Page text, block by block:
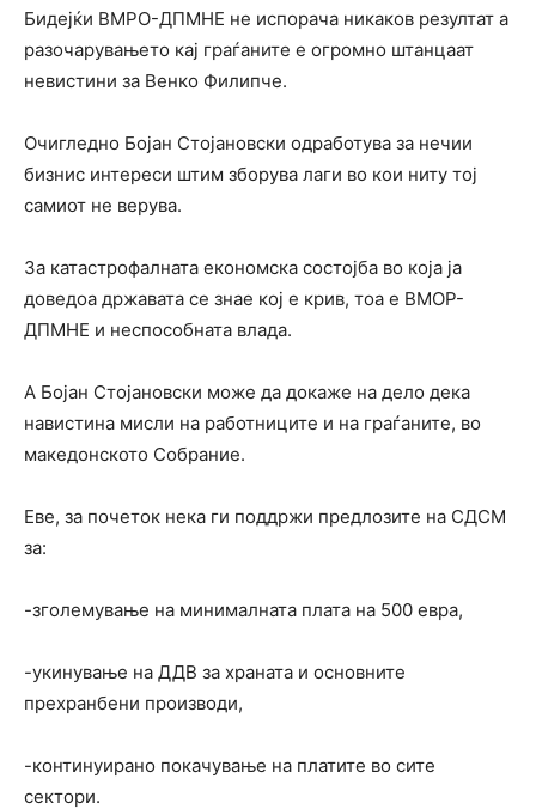
Бидејќи ВМРО-ДПМНЕ не испорача никаков резултат а
разочарувањето кај граѓаните е огромно штанцаат
невистини за Венко Филипче.
Очигледно Бојан Стојановски одработува за нечии
бизнис интереси штим зборува лаги во кои ниту тој
самиот не верува.
За катастрофалната економска состојба во која ја
доведоа државата се знае кој е крив, тоа е ВМОР-
ДПМНЕ и неспособната влада.
А Бојан Стојановски може да докаже на дело дека
навистина мисли на работниците и на граѓаните, во
македонското Собрание.
Еве, за почеток нека ги поддржи предлозите на СДСМ
за:
-зголемување на минималната плата на 500 евра,
-укинување на ДДВ за храната и основните
прехранбени производи,
-континуирано покачување на платите во сите
сектори.